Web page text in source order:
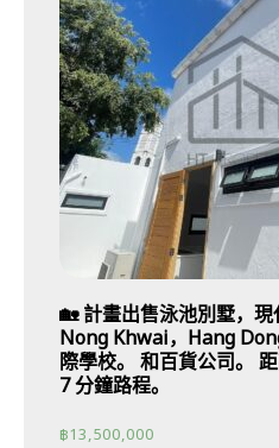
🏡 計畫出售泳池別墅，現
Nong Khwai，Hang
際學校。 和百貨公司。
7 分鐘路程。
฿13,500,000